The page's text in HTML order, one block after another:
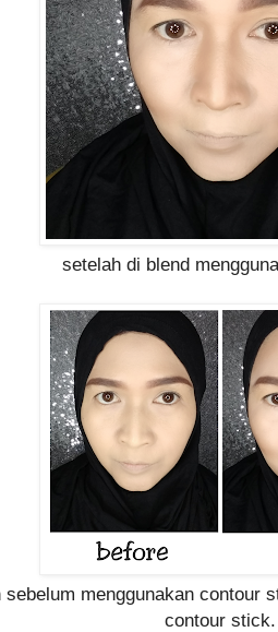
setelah di blend
sebelum menggunakan contour
contour stick.